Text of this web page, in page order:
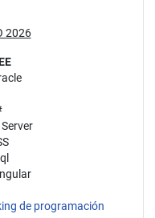
2026
de programación